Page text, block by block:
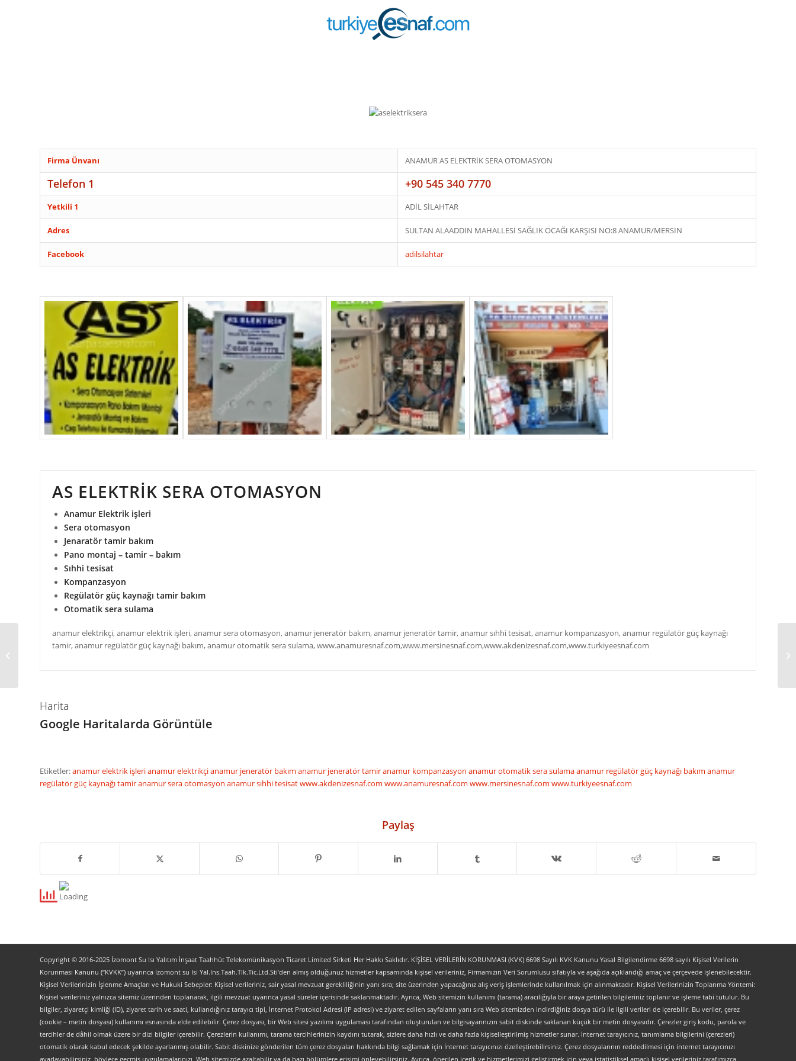
Firma Ünvanı ANAMUR AS ELEKTRİK SERA OTOMASYON
Telefon 1 +90 545 340 7770
Yetkili 1 ADİL SİLAHTAR
Adres SULTAN ALAADDİN MAHALLESİ SAĞLIK OCAĞI KARŞISI NO:8 ANAMUR/MERSİN
Facebook adilsilahtar
AS ELEKTRİK SERA OTOMASYON
Anamur Elektrik işleri
Sera otomasyon
Jenaratör tamir bakım
Pano montaj – tamir – bakım
Sıhhi tesisat
Kompanzasyon
Regülatör güç kaynağı tamir bakım
Otomatik sera sulama
anamur elektrikçi, anamur elektrik işleri, anamur sera otomasyon, anamur jeneratör bakım, anamur jeneratör tamir, anamur sıhhi tesisat, anamur kompanzasyon, anamur regülatör güç kaynağı
tamir, anamur regülatör güç kaynağı bakım, anamur otomatik sera sulama, www.anamuresnaf.com,www.mersinesnaf.com,www.akdenizesnaf.com,www.turkiyeesnaf.com
Harita
Google Haritalarda Görüntüle
Etiketler:anamur elektrik işlerianamur elektrikçianamur jeneratör bakım anamur jeneratör tamiranamur kompanzasyon anamur otomatik sera sulamaanamur regülatör güç kaynağı bakım anamur
regülatör güç kaynağı tamiranamur sera otomasyon anamur sıhhi tesisatwww.akdenizesnaf.com www.anamuresnaf.com www.mersinesnaf.com www.turkiyeesnaf.com
Paylaş
Copyright © 2016-2025 İzomont Su Isı Yalıtım İnşaat Taahhüt Telekomünikasyon Ticaret Limited Sirketi Her Hakkı Saklıdır. KİŞİSEL VERİLERİN KORUNMASI (KVK) 6698 Sayılı KVK Kanunu Yasal Bilgilendirme 6698 sayılı Kişisel Verilerin
Korunması Kanunu (“KVKK”) uyarınca İzomont su Isi Yal.Ins.Taah.Tlk.Tic.Ltd.Sti’den almış olduğunuz hizmetler kapsamında kişisel verileriniz, Firmamızın Veri Sorumlusu sıfatıyla ve aşağıda açıklandığı amaç ve çerçevede işlenebilecektir.
Kişisel Verilerinizin İşlenme Amaçları ve Hukuki Sebepler: Kişisel verileriniz, sair yasal mevzuat gerekliliğinin yanı sıra; site üzerinden yapacağınız alış veriş işlemlerinde kullanılmak için alınmaktadır. Kişisel Verilerinizin Toplanma Yöntemi:
Kişisel verileriniz yalnızca sitemiz üzerinden toplanarak, ilgili mevzuat uyarınca yasal süreler içerisinde saklanmaktadır. Ayrıca, Web sitemizin kullanımı (tarama) aracılığıyla bir araya getirilen bilgileriniz toplanır ve işleme tabi tutulur. Bu
bilgiler, ziyaretçi kimliği (ID), ziyaret tarih ve saati, kullandığınız tarayıcı tipi, İnternet Protokol Adresi (IP adresi) ve ziyaret edilen sayfaların yanı sıra Web sitemizden indirdiğiniz dosya türü ile ilgili verileri de içerebilir. Bu veriler, çerez
(cookie – metin dosyası) kullanımı esnasında elde edilebilir. Çerez dosyası, bir Web sitesi yazılımı uygulaması tarafından oluşturulan ve bilgisayarınızın sabit diskinde saklanan küçük bir metin dosyasıdır. Çerezler giriş kodu, parola ve
tercihler de dâhil olmak üzere bir dizi bilgiler içerebilir. Çerezlerin kullanımı, tarama tercihlerinizin kaydını tutarak, sizlere daha hızlı ve daha fazla kişiselleştirilmiş hizmetler sunar. İnternet tarayıcınız, tanımlama bilgilerini (çerezleri)
otomatik olarak kabul edecek şekilde ayarlanmış olabilir. Sabit diskinize gönderilen tüm çerez dosyaları hakkında bilgi sağlamak için İnternet tarayıcınızı özelleştirebilirsiniz. Çerez dosyalarının reddedilmesi için internet tarayıcınızı
ayarlayabilirsiniz, böylece geçmiş uygulamalarınızı, Web sitemizde azaltabilir ya da bazı bölümlere erişimi önleyebilirsiniz. Ayrıca, önerilen içerik ve hizmetlerimizi geliştirmek için veya istatistiksel amaçlı kişisel verileriniz tarafımızca
GAZİPAŞA ÖZ AKDENİZ